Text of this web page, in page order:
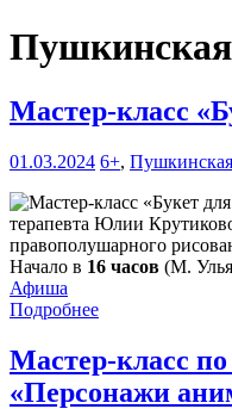
Мастер-класс
01.03.2024 6+, Пушкинская
терапевта Юлии
правополушарного
Начало в 16 часов (М.
Афиша
Подробнее
Мастер-класс
«Персонажи